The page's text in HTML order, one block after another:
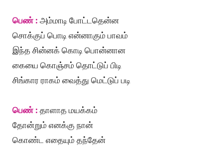
பெண் : அம்மாடி போட்டதென்ன
சொக்குப் பொடி என்னாகும் பாவம்
இந்த சின்னக் கொடி பொன்னான
கையை கொஞ்சம் தொட்டுப் பிடி
சிங்கார ராகம் வைத்து மெட்டுப் படி
பெண் : தாளாத மயக்கம்
தோன்றும் எனக்கு நான்
கொண்ட எதையும் தந்தேன்